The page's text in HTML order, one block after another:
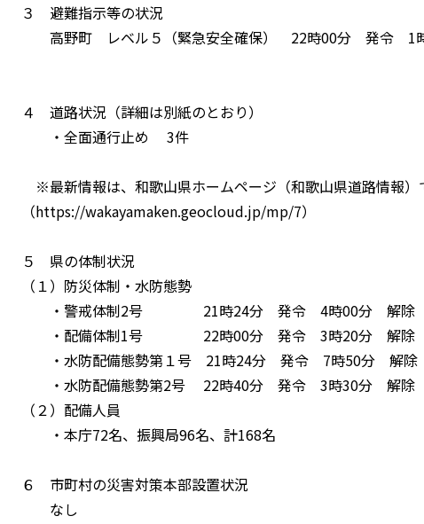
３ 避難指示等の状況
高野町 レベル５（緊急安全確保） 22時00分 発令 1
４ 道路状況（詳細は別紙のとおり）
・全面通行止め 3件
※最新情報は、和歌山県ホームページ（和歌山県道路情報）
（https://wakayamaken.geocloud.jp/mp/7）
５ 県の体制状況
（１）防災体制・水防態勢
・警戒体制2号 21時24分 発令 4時00分 解除
・配備体制1号 22時00分 発令 3時20分 解除
・水防配備態勢第１号 21時24分 発令 7時50分 解除
・水防配備態勢第2号 22時40分 発令 3時30分 解除
（２）配備人員
・本庁72名、振興局96名、計168名
６ 市町村の災害対策本部設置状況
なし